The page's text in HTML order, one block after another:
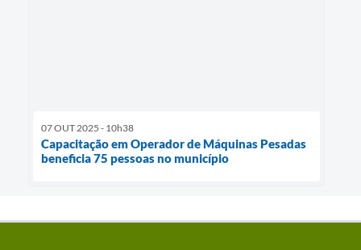
07 OUT 2025 - 10h38
Capacitação em Operador de Máquinas Pesadas
beneficia 75 pessoas no município